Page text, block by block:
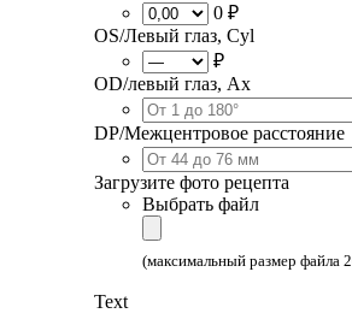
0 ₽
OS/Левый глаз, Cyl
₽
OD/левый глаз, Ax
DP/Межцентровое расстояние
Загрузите фото рецепта
Выбрать файл
(максимальный размер файла
Text